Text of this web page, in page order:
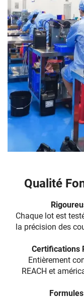
Qualité
Chaque lot est
la précision des
Certifications
Entièrement
REACH et